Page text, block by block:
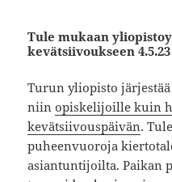
Tule mukaan
kevätsiivoukseen 4.5.23
Turun yliopisto
niinopiskelijoille kuin
kevätsiivouspäivän.
puheenvuoroja
asiantuntijoilta. Paikan